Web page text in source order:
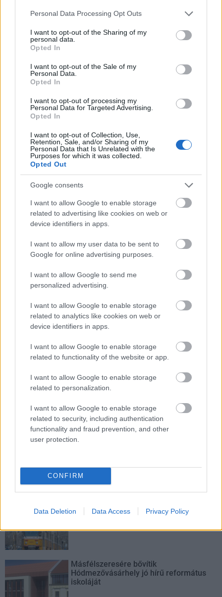
Please note that this website/app uses one or more Google
not limited to your visit or usage behaviour. You may click to
grant or deny consent to Google and its third-party tags to
use your data for below specified purposes in below Google
consent section.
Personal Data Processing Opt Outs
I want to opt-out of the Sharing of my
personal data.
Opted In
I want to opt-out of the Sale of my
Personal Data.
Opted In
I want to opt-out of processing my
Personal Data for Targeted Advertising.
Opted In
I want to opt-out of Collection, Use,
Retention, Sale, and/or Sharing of my
Personal Data that Is Unrelated with the
Purposes for which it was collected.
Opted Out
Google consents
I want to allow Google to enable storage
related to advertising like cookies on web or
device identifiers in apps.
I want to allow my user data to be sent to
Google for online advertising purposes.
I want to allow Google to send me
personalized advertising.
I want to allow Google to enable storage
related to analytics like cookies on web or
device identifiers in apps.
I want to allow Google to enable storage
related to functionality of the website or app.
I want to allow Google to enable storage
related to personalization.
I want to allow Google to enable storage
related to security, including authentication
functionality and fraud prevention, and other
user protection.
CONFIRM
Data Deletion Data Access Privacy Policy
Az atomerőmű egyetlen hatása a környezetre, hogy a
Duna vizét némileg felmelegíti
MAGYAR ÉPÍTŐK
Történelmi táj, amelynek minden köve mesél –
megújul a tatai Angolkert
A projekt részeként megújulnak a területen található
műemlékek, köztük a különleges Műromok, valamint a közeli
Várkanyarban álló Nepomuki Szent János híd és szobor is.
Új gyalogosátkelők és jelzőlámpás
csomópont épül Angyalföldön
Másfélszeresére bővítik
Hódmezővásárhely jó hírű református
iskoláját